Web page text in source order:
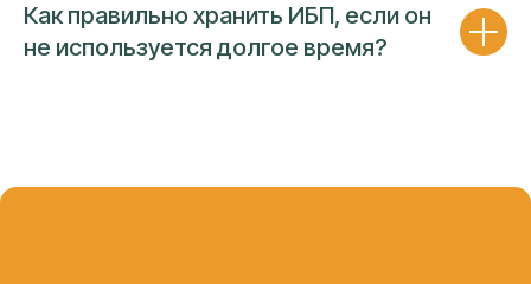
Как правильно хранить ИБП, если он
не используется долгое время?
Гарантия покрывает работу и
комплектующие